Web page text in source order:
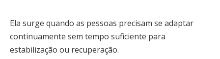
Ela surge quando as pessoas precisam se adaptar
continuamente sem tempo suficiente para
estabilização ou recuperação.